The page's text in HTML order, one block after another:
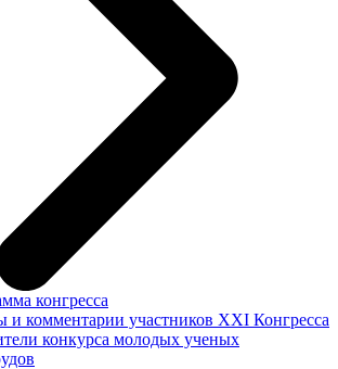
конгресса
и комментарии участников XXI Конгресса
конкурса молодых ученых